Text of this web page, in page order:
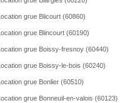
grue Blicourt (60860)
grue Blincourt (60190)
grue Boissy-fresnoy (60440)
grue Boissy-le-bois (60240)
grue Bonlier (60510)
grue Bonneuil-en-valois (60123)